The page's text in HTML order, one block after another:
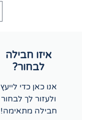
איזו חבילה
לבחור?
אנו כאן כדי לייעץ
ולעזור לך לבחור
חבילה מתאימה!